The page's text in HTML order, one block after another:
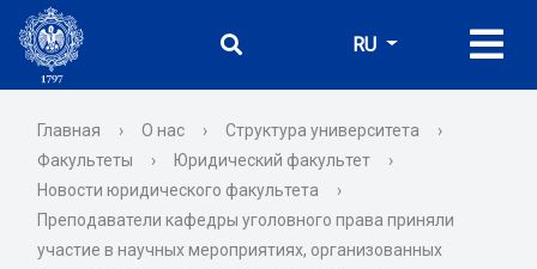
RU
Главная › О нас › Структура университета
›
Факультеты
› Юридический факультет
›
Новости юридического факультета
›
Преподаватели кафедры уголовного права приняли
участие в научных мероприятиях, организованных